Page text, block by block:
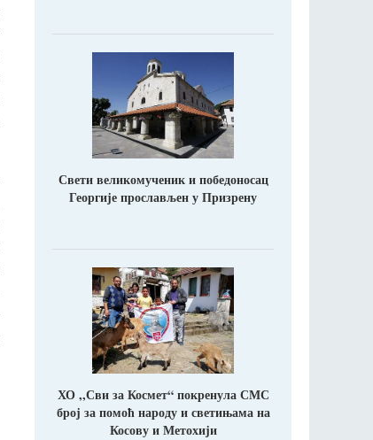
Свети великомученик и победоносац
Георгије прослављен у Призрену
ХО ,,Сви за Космет“ покренула СМС
број за помоћ народу и светињама на
Косову и Метохији